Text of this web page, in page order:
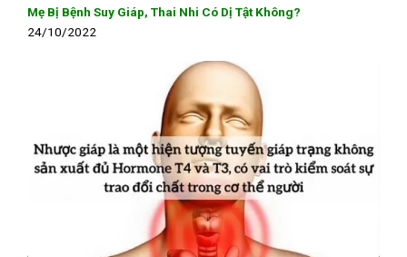
Mẹ Bị Bệnh Suy Giáp, Thai Nhi Có Dị Tật Không?
24/10/2022